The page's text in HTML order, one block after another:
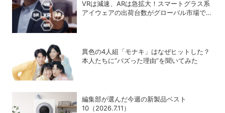
VRは減速、ARは急拡大！スマートグラス系
アイウェアの出荷台数がグローバル市場で急
異色の4人組「モナキ」はなぜヒットした？
本人たちに”バズった理由”を聞いてみた
編集部が選んだ今週の新製品ベスト
10（2026.7.11）